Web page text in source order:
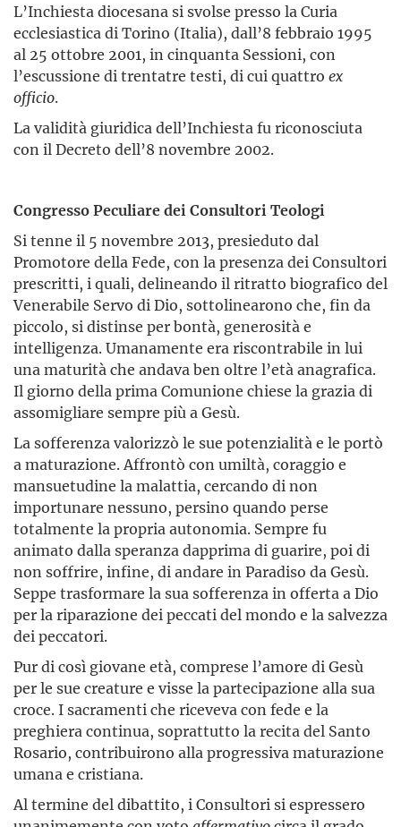
L’Inchiesta diocesana si svolse presso la Curia
ecclesiastica di Torino (Italia), dall’8 febbraio 1995
al 25 ottobre 2001, in cinquanta Sessioni, con
l’escussione di trentatre testi, di cui quattro ex
officio.
La validità giuridica dell’Inchiesta fu riconosciuta
con il Decreto dell’8 novembre 2002.
Congresso Peculiare dei Consultori Teologi
Si tenne il 5 novembre 2013, presieduto dal
Promotore della Fede, con la presenza dei Consultori
prescritti, i quali, delineando il ritratto biografico del
Venerabile Servo di Dio, sottolinearono che, fin da
piccolo, si distinse per bontà, generosità e
intelligenza. Umanamente era riscontrabile in lui
una maturità che andava ben oltre l’età anagrafica.
Il giorno della prima Comunione chiese la grazia di
assomigliare sempre più a Gesù.
La sofferenza valorizzò le sue potenzialità e le portò
a maturazione. Affrontò con umiltà, coraggio e
mansuetudine la malattia, cercando di non
importunare nessuno, persino quando perse
totalmente la propria autonomia. Sempre fu
animato dalla speranza dapprima di guarire, poi di
non soffrire, infine, di andare in Paradiso da Gesù.
Seppe trasformare la sua sofferenza in offerta a Dio
per la riparazione dei peccati del mondo e la salvezza
dei peccatori.
Pur di così giovane età, comprese l’amore di Gesù
per le sue creature e visse la partecipazione alla sua
croce. I sacramenti che riceveva con fede e la
preghiera continua, soprattutto la recita del Santo
Rosario, contribuirono alla progressiva maturazione
umana e cristiana.
Al termine del dibattito, i Consultori si espressero